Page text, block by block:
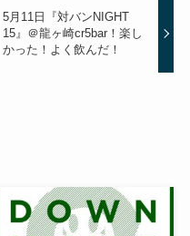
5月11日『対バンNIGHT
15』＠龍ヶ崎cr5bar！楽し
かった！よく飲んだ！